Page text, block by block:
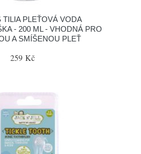
TILIA PLEŤOVÁ VODA
- 200 ML - VHODNÁ PRO
A SMÍŠENOU PLEŤ
259 Kč